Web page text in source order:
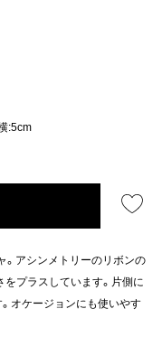
:5cm
。アシンメトリーのリボンの
をプラスしています。片側に
オケージョンにも使いやす